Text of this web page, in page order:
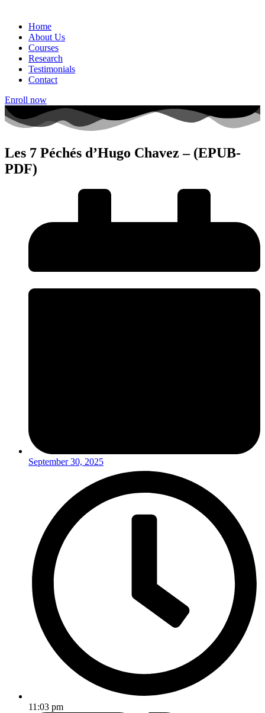
Home
About Us
Courses
Research
Testimonials
Contact
Enroll now
Les 7 Péchés d’Hugo Chavez – (EPUB-
PDF)
September 30, 2025
11:03 pm